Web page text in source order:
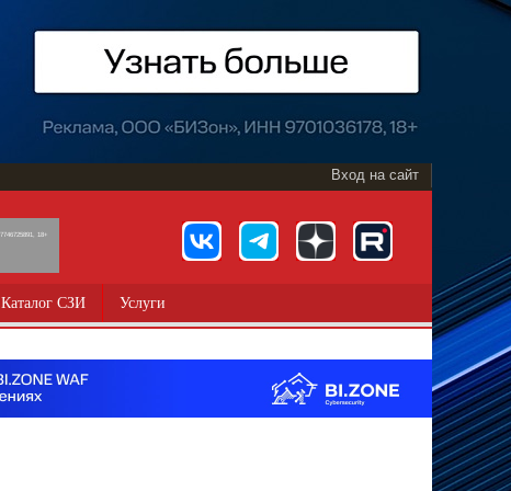
Вход на сайт
18+
Каталог СЗИ Услуги